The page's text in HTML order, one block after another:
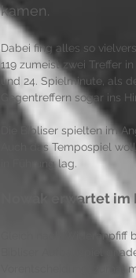
kamen.
Dabei fing alles so
119 zumeist zwei Treffer
und 24. Spielminute, als
Gegentreffern sogar ins
Die Bibliser spielten im
Auch das Tempospiel
in Führung lag.
Nowak erwartet
Gleich nach Wideranpfiff
Bibliser Aufbauspiel
Vorentscheidung, zumal